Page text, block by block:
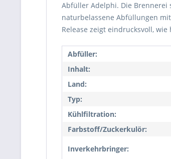
Abfüller Adelphi. Die
naturbelassene Abfüllungen
Release zeigt eindrucksvoll,
Abfüller:
Inhalt:
Land:
Typ:
Kühlfiltration:
Farbstoff/Zuckerkulör:
Inverkehrbringer: